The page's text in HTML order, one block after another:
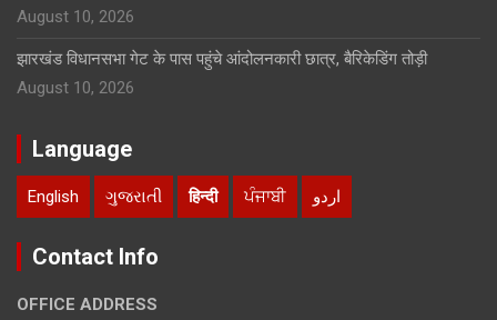
August 10, 2026
झारखंड विधानसभा गेट के पास पहुंचे आंदोलनकारी छात्र, बैरिकेडिंग तोड़ी
August 10, 2026
Language
English ગુજરાતી हिन्दी ਪੰਜਾਬੀ اردو
Contact Info
OFFICE ADDRESS